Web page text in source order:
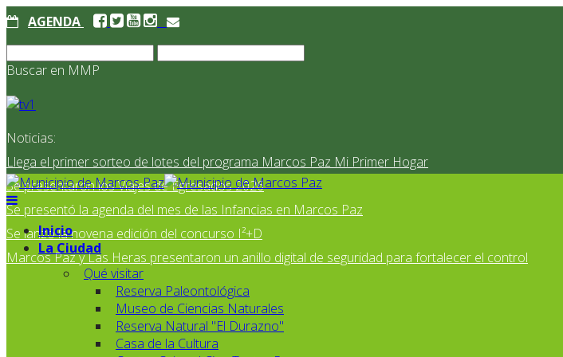
AGENDA
Buscar en MMP
Noticias:
Llega el primer sorteo de lotes del programa Marcos Paz Mi Primer Hogar
Se presentaron los Viajes de Egresados 2026
Se presentó la agenda del mes de las Infancias en Marcos Paz
Se lanzó la novena edición del concurso I²+D
Marcos Paz y Las Heras presentaron un anillo digital de seguridad para fortalecer el control
Inicio
La Ciudad
Qué visitar
Reserva Paleontológica
Museo de Ciencias Naturales
Reserva Natural "El Durazno"
Casa de la Cultura